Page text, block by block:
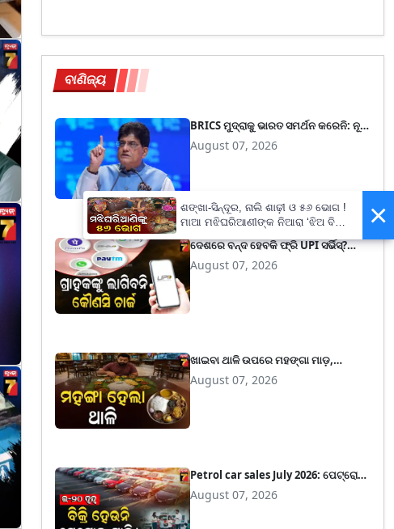
ବାଣିଜ୍ୟ
BRICS ମୁଦ୍ରାକୁ ଭାରତ ସମର୍ଥନ କରେନି: ନୂଆ
ମୁଦ୍ରା ଯୋଜନାର ବିରୋଧ କଲେ ପୀୟୂଷ
ଗୋଏଲ
August 07, 2026
ଦେଶରେ ବନ୍ଦ ହେବକି ଫ୍ରି UPI ସର୍ଭିସ୍?
ଜାଣନ୍ତୁ ମର୍ଚାଣ୍ଟ ଚାର୍ଜେସ୍ ର ସତ୍ୟତା ଓ ନିୟମ
August 07, 2026
ଖାଇବା ଥାଳି ଉପରେ ମହଙ୍ଗା ମାଡ଼,
ନିରାମିଷ୪ ଓ ଆମିଷ ଭୋଜନ ୯% ମହଙ୍ଗା
August 07, 2026
Petrol car sales July 2026: ପେଟ୍ରୋଲ
କିମ୍ବା ଇ-୨୦ ଇନ୍ଧନ ଚାଳିତ ଗାଡ଼ି କିଣିବାକୁ
ପସନ୍ଦ କରୁ ନାହାନ୍ତି ଗ୍ରାହକ ! ବଦଳିଲା ଗାଡ଼ି
August 07, 2026
×
ଶଙ୍ଖା-ସିନ୍ଦୂର, ନାଲି ଶାଢ଼ୀ ଓ ୫୬ ଭୋଗ !
ମାଆ ମଝିଘରିଆଣୀଙ୍କ ନିଆରା ‘ଝିଅ ବିଦା’
ପରମ୍ପରା...